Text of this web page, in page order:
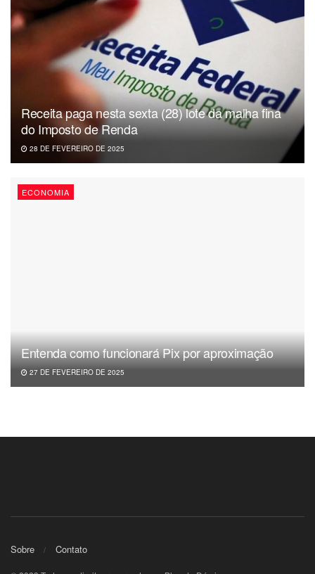
Receita paga nesta sexta (28) lote da malha fina
do Imposto de Renda
28 DE FEVEREIRO DE 2025
ECONOMIA
Entenda como funcionará Pix por aproximação
27 DE FEVEREIRO DE 2025
Sobre Contato